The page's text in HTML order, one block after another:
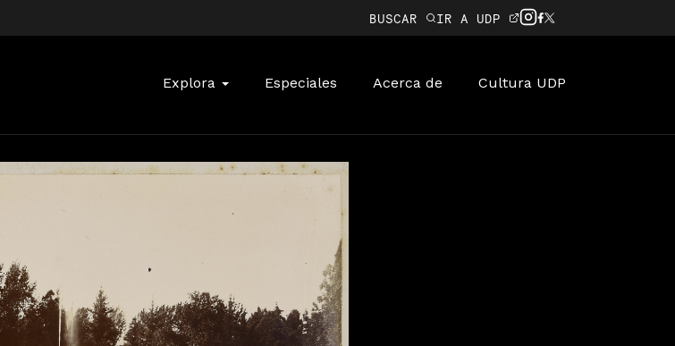
BUSCAR IR A UDP
Explora Especiales Acerca de Cultura UDP